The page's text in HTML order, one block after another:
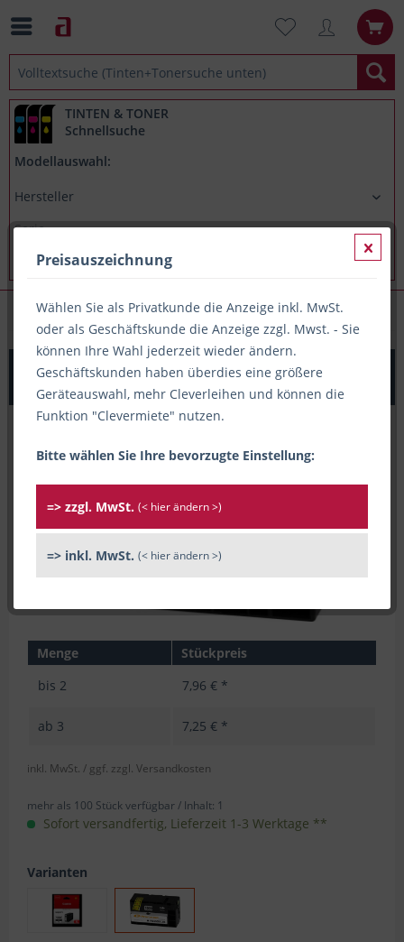
TINTEN & TONER
Schnellsuche
Modellauswahl:
Tinte- & Tonerfinder
Printation Tinte ersetzt Canon PGI-1500XLBK, ca. 1.200
S., schwarz
Menge
Stückpreis
bis 2 7,96 € *
ab 3 7,25 € *
inkl. MwSt. / ggf. zzgl. Versandkosten
mehr als 100 Stück verfügbar / Inhalt: 1
Sofort versandfertig, Lieferzeit 1-3 Werktage **
Varianten
Preisauszeichnung
Wählen Sie als Privatkunde die Anzeige inkl. MwSt.
oder als Geschäftskunde die Anzeige zzgl. Mwst. - Sie
können Ihre Wahl jederzeit wieder ändern.
Geschäftskunden haben überdies eine größere
Geräteauswahl, mehr Cleverleihen und können die
Funktion "Clevermiete" nutzen.
Bitte wählen Sie Ihre bevorzugte Einstellung:
=> zzgl. MwSt. (< hier ändern >)
=> inkl. MwSt. (< hier ändern >)